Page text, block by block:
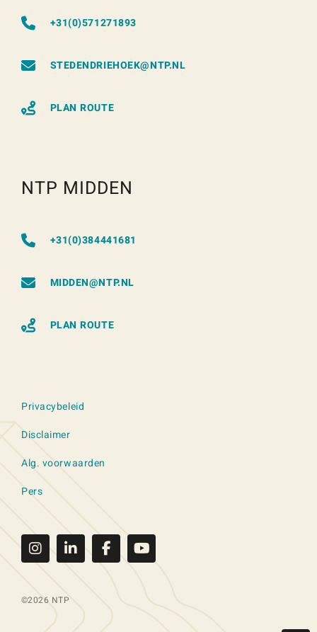
+31(0)571271893
STEDENDRIEHOEK@NTP.NL
PLAN ROUTE
NTP MIDDEN
+31(0)384441681
MIDDEN@NTP.NL
PLAN ROUTE
Privacybeleid
Disclaimer
Alg. voorwaarden
Pers
©2026 NTP